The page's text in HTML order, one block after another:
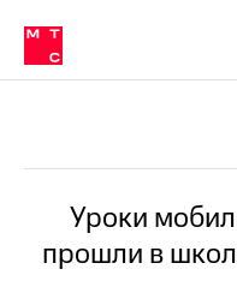
Медиа-центр
и акционерам
Устойчивое развитие
Комплаенс и деловая этика
компании
Карьера
История
компании
в МТС
Пресс-
релизы
Уроки
прошли в